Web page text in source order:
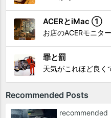
ACERとiMac ①
罪と罰
Recommended Posts
recommended